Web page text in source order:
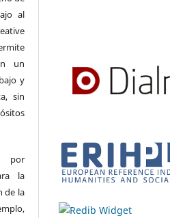
al
un
y
sin
por
la
de la